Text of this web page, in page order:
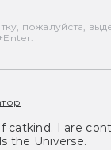
пожалуйста,
catkind. I are
the Universe.